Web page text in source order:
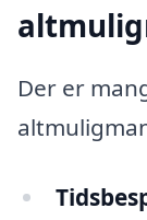
Der er